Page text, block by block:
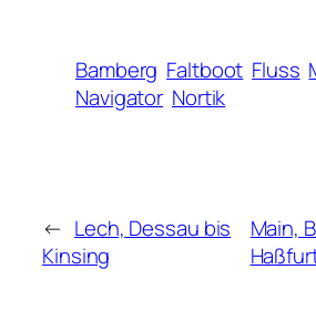
Bamberg Faltboot Fluss
Navigator Nortik
← Lech, Dessau bis
Kinsing
Main,